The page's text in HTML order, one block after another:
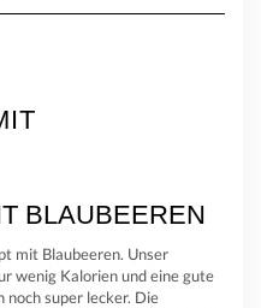
BLAUBEEREN
mit Blaubeeren. Unser
wenig Kalorien und eine gute
super lecker. Die